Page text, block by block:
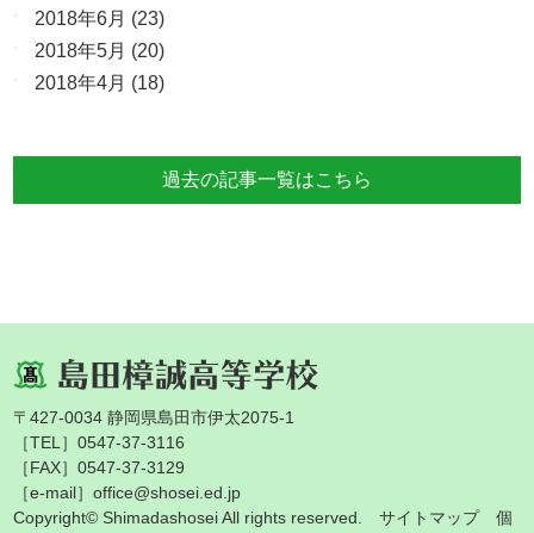
2018年6月 (23)
2018年5月 (20)
2018年4月 (18)
過去の記事一覧はこちら
〒427-0034 静岡県島田市伊太2075-1
［TEL］0547-37-3116
［FAX］0547-37-3129
［e-mail］office@shosei.ed.jp
Copyright© Shimadashosei All rights reserved.サイトマップ
個